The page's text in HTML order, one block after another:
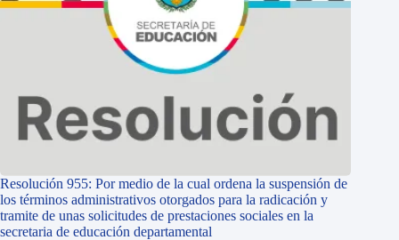
Resolución 955: Por medio de la cual ordena la suspensión de
los términos administrativos otorgados para la radicación y
tramite de unas solicitudes de prestaciones sociales en la
secretaria de educación departamental